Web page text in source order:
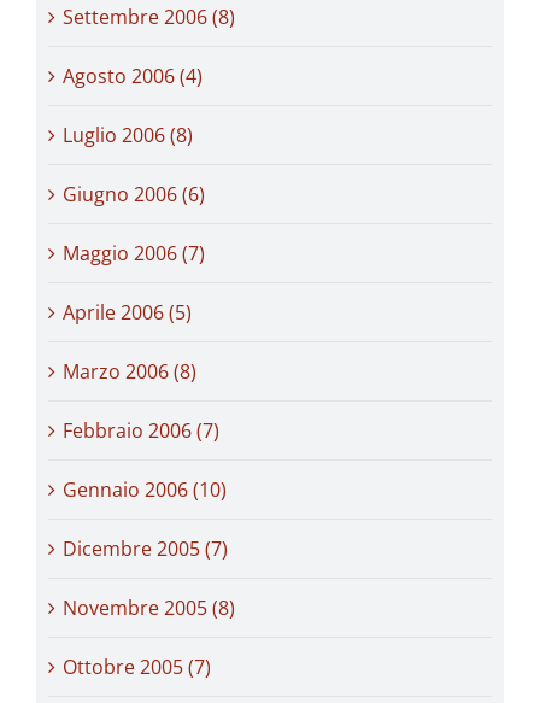
Settembre 2006 (8)
Agosto 2006 (4)
Luglio 2006 (8)
Giugno 2006 (6)
Maggio 2006 (7)
Aprile 2006 (5)
Marzo 2006 (8)
Febbraio 2006 (7)
Gennaio 2006 (10)
Dicembre 2005 (7)
Novembre 2005 (8)
Ottobre 2005 (7)